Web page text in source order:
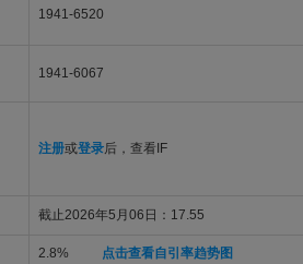
1941-6520
1941-6067
注册或登录后，查看IF
截止2026年5月06日：17.55
2.8% 点击查看自引率趋势图